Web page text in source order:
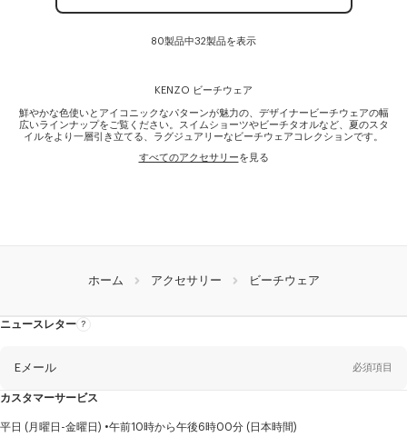
80製品中32製品を表示
KENZO ビーチウェア
鮮やかな色使いとアイコニックなパターンが魅力の、デザイナービーチウェアの幅
広いラインナップをご覧ください。スイムショーツやビーチタオルなど、夏のスタ
イルをより一層引き立てる、ラグジュアリーなビーチウェアコレクションです。
すべてのアクセサリーを見る
ホーム アクセサリー ビーチウェア
ニュースレター
ニ
に
つ
Eメール 必須項目
性
カスタマーサービス
平日 (月曜日-金曜日) 午前10時から午後6時00分 (日本時間)